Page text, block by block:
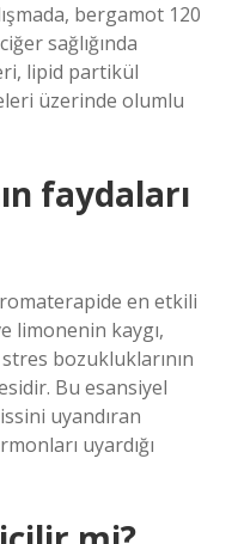
bergamot 120
sağlığında
lipid partikül
üzerinde olumlu
faydaları
en etkili
limonenin kaygı,
bozukluklarının
Bu esansiyel
uyandıran
uyardığı